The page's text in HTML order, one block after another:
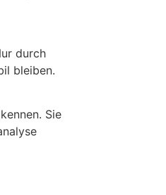
durch
bleiben.
Sie